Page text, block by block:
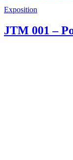
Exposition
JTM 001 –